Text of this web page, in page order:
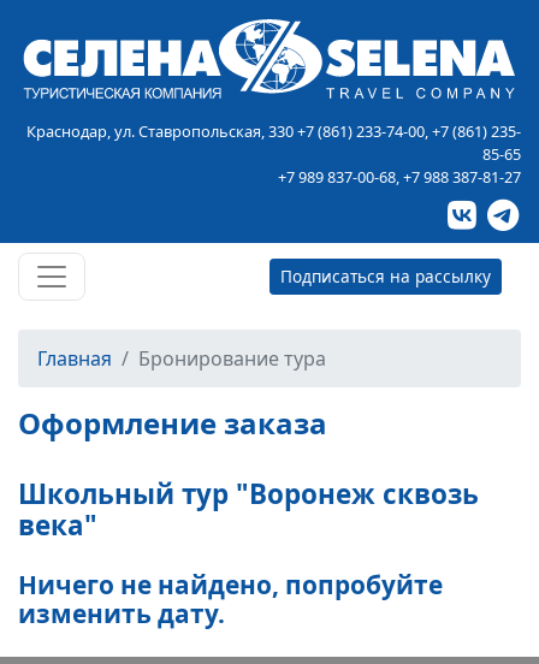
Краснодар, ул. Ставропольская, 330+7 (861) 233-74-00 +7 (861) 235-
85-65
+7 989 837-00-68 +7 988 387-81-27
Подписаться на рассылку
Главная Бронирование тура
Оформление заказа
Школьный тур "Воронеж сквозь
века"
Ничего не найдено, попробуйте
изменить дату.